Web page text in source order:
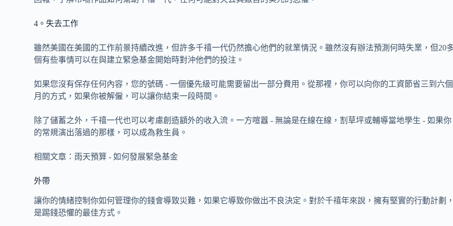
4。失去工作
雖然美國在美國的工作前景持續改進，但許多千禧一代仍然擔心他們的就業情況。雖然沒有辦法預測何時失業，但20
個有些事情可以在與建立緊急基金開始時對沖他們的投注。
如果您沒有保存任何內容，您的號碼 - 一個優先級可能需要留出一部分費用。從那裡，你可以向你的工資節省三到六個
月的方式，如果你被解僱，可以讓你結束一段時間。
除了儲蓄之外，千禧一代也可以考慮創造額外的收入流。一方喧囂 - 無論是在線在線，割草坪或輔導當地學生 - 如果你
的常規演出落過的那樣，可以成為救生員。
相關文章：雨天預算 - 如何發展緊急基金
外帶
讓你的情緒控制你如何管理你的錢會導致災難，如果它導致你做出不良決定。對於千禧年來說，擁有堅實的行動計劃，
是踢錢恐懼的最佳方式。